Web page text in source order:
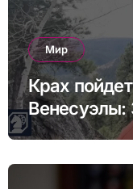
Мир
Крах
Венесуэлы:
может